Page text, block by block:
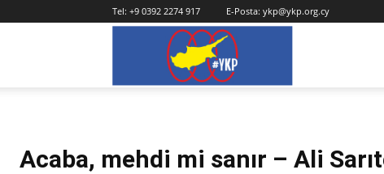
Tel: +9 0392 2274 917 E-Posta: ykp@ykp.org.cy
Acaba, mehdi mi sanır – Ali